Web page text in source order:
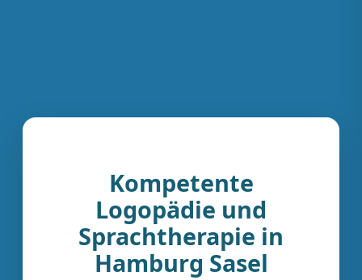
Kompetente
Logopädie und
Sprachtherapie in
Hamburg Sasel